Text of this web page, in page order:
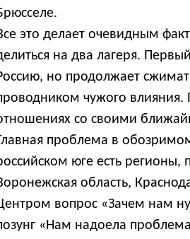
это делает очевидным
на два лагеря.
но продолжает
чужого влияния.
со своими
проблема в
юге есть
область,
вопрос «Зачем нам
«Нам надоела